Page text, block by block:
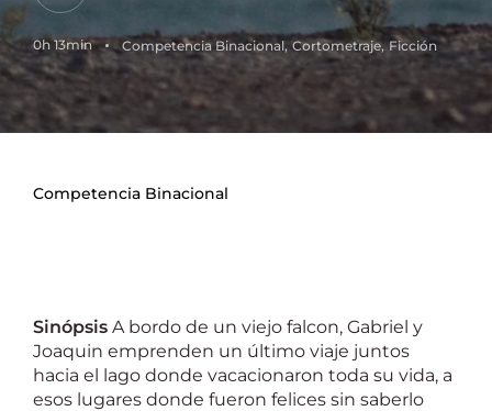
0h 13min Competencia Binacional Cortometraje Ficción
Competencia Binacional
Sinópsis A bordo de un viejo falcon, Gabriel y
Joaquin emprenden un último viaje juntos
hacia el lago donde vacacionaron toda su vida, a
esos lugares donde fueron felices sin saberlo